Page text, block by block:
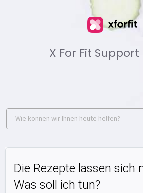
X For Fit
Die Rezepte lassen sich
Was soll ich tun?